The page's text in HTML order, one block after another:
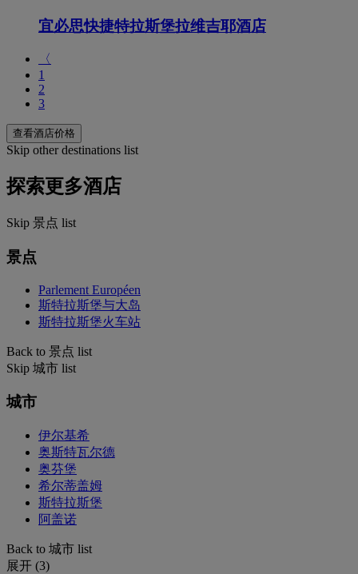
宜必思快捷特拉斯堡拉维吉耶酒店
〈
1
2
3
查看酒店价格
Skip other destinations list
探索更多酒店
Skip 景点 list
景点
Parlement Européen
斯特拉斯堡与大岛
斯特拉斯堡火车站
Back to 景点 list
Skip 城市 list
城市
伊尔基希
奥斯特瓦尔德
奥芬堡
希尔蒂盖姆
斯特拉斯堡
阿盖诺
Back to 城市 list
展开 (3)